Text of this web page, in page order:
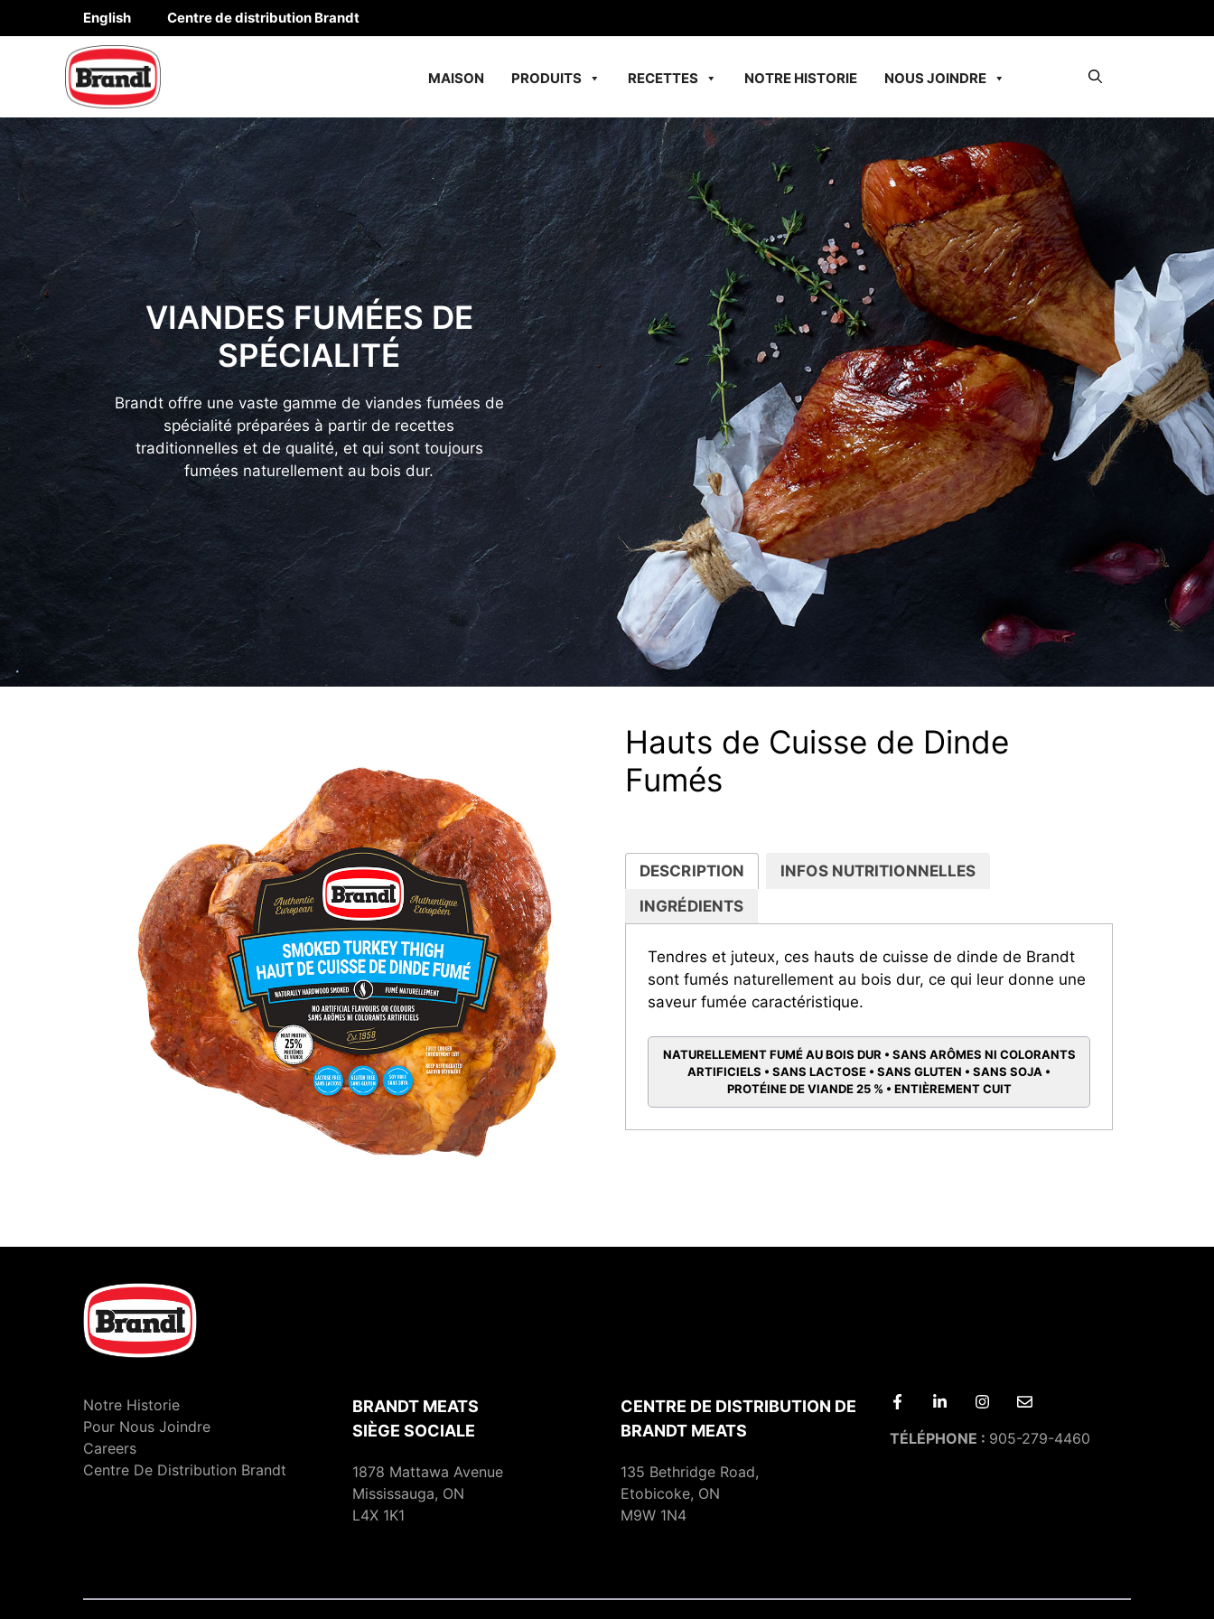
au
English Centre de distribution Brandt
MAISON PRODUITS RECETTES NOTRE HISTORIE NOUS JOINDRE
VIANDES FUMÉES DE
SPÉCIALITÉ
Brandt offre une vaste gamme de viandes fumées de
spécialité préparées à partir de recettes
traditionnelles et de qualité, et qui sont toujours
fumées naturellement au bois dur.
Hauts de Cuisse de Dinde
Fumés
DESCRIPTION
INFOS NUTRITIONNELLES
INGRÉDIENTS
Tendres et juteux, ces hauts de cuisse de dinde de Brandt
sont fumés naturellement au bois dur, ce qui leur donne une
saveur fumée caractéristique.
NATURELLEMENT FUMÉ AU BOIS DUR • SANS ARÔMES NI COLORANTS
ARTIFICIELS • SANS LACTOSE • SANS GLUTEN • SANS SOJA •
PROTÉINE DE VIANDE 25 % • ENTIÈREMENT CUIT
Notre Historie
Pour Nous Joindre
Careers
Centre De Distribution Brandt
BRANDT MEATS
SIÈGE SOCIALE
1878 Mattawa Avenue
Mississauga, ON
L4X 1K1
CENTRE DE DISTRIBUTION DE
BRANDT MEATS
135 Bethridge Road,
Etobicoke, ON
M9W 1N4
TÉLÉPHONE : 905-279-4460